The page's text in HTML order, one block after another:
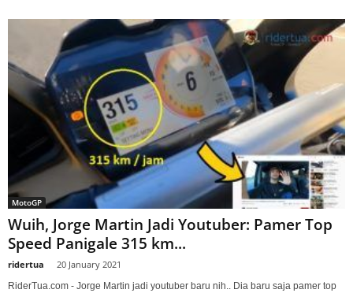
MotoGP
Wuih, Jorge Martin Jadi Youtuber: Pamer Top
Speed Panigale 315 km...
ridertua 20 January 2021
RiderTua.com - Jorge Martin jadi youtuber baru nih.. Dia baru saja pamer top